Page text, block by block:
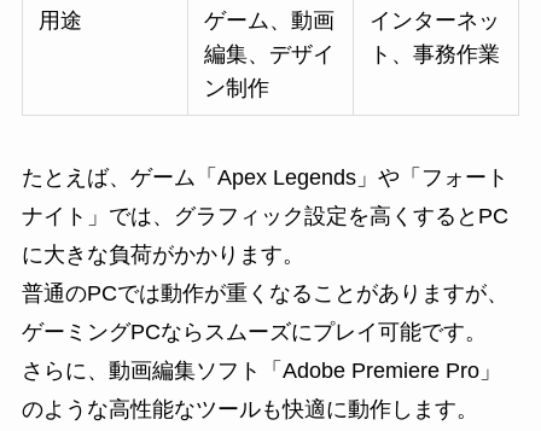
用途
ゲーム、動画
編集、デザイ
ン制作
インターネッ
ト、事務作業
たとえば、ゲーム「Apex Legends」や「フォート
ナイト」では、グラフィック設定を高くするとPC
に大きな負荷がかかります。
普通のPCでは動作が重くなることがありますが、
ゲーミングPCならスムーズにプレイ可能です。
さらに、動画編集ソフト「Adobe Premiere Pro」
のような高性能なツールも快適に動作します。